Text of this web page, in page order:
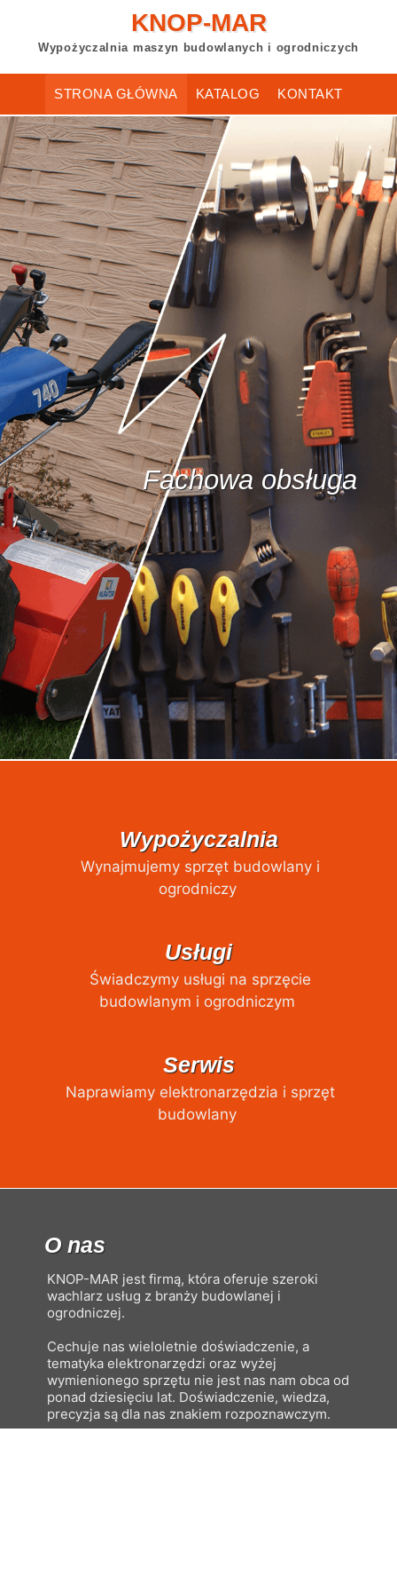
KNOP-MAR
Wypożyczalnia maszyn budowlanych i ogrodniczych
STRONA GŁÓWNA KATALOG KONTAKT
Wypożyczalnia
Wynajmujemy sprzęt budowlany i
ogrodniczy
Usługi
Świadczymy usługi na sprzęcie
budowlanym i ogrodniczym
Serwis
Naprawiamy elektronarzędzia i sprzęt
budowlany
O nas
KNOP-MAR jest firmą, która oferuje szeroki
wachlarz usług z branży budowlanej i
ogrodniczej.
Cechuje nas wieloletnie doświadczenie, a
tematyka elektronarzędzi oraz wyżej
wymienionego sprzętu nie jest nas nam obca od
ponad dziesięciu lat. Doświadczenie, wiedza,
precyzja są dla nas znakiem rozpoznawczym.